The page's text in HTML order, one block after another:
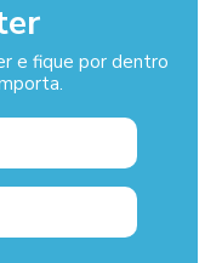
e fique por dentro